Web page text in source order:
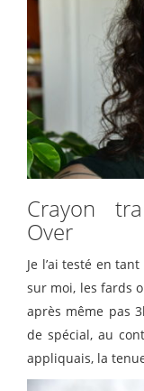
Crayon
Over
Je l’ai testé en
sur moi, les fards
après même pas
de spécial, au
appliquais, la